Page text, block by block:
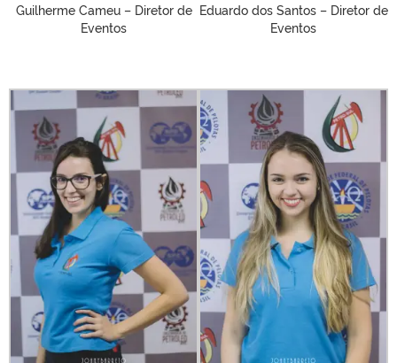
Guilherme Cameu – Diretor de
Eventos
Eduardo dos Santos – Diretor de
Eventos